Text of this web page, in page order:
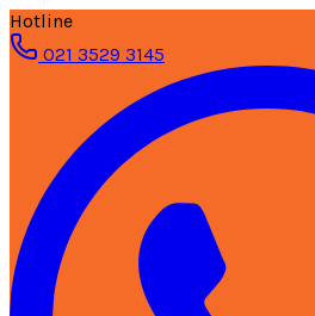
Hotline
021 3529 3145